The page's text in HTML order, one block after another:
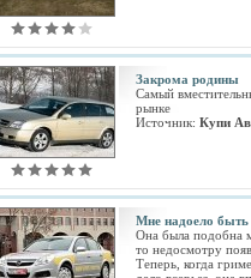
Закрома родины
Самый
рынке
Источник: Купи
Мне надоело быть
Она была подобна
то недосмотру
Теперь, когда